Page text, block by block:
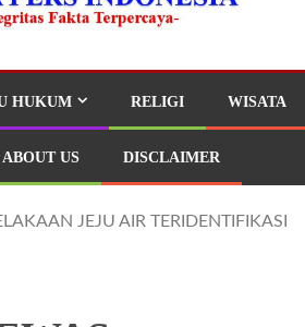
HUKUM RELIGI WISATA
ABOUT US DISCLAIMER
JEJU AIR TERIDENTIFIKASI